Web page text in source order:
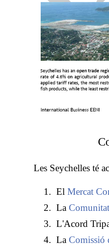
Les Seychelles té
El Mercat
La
L'Acord
La Comissió